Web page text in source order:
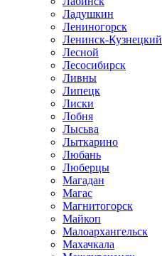
Ладушкин
Лениногорск
Ленинск-Кузнецкий
Лесной
Лесосибирск
Ливны
Липецк
Лиски
Лобня
Лысьва
Лыткарино
Любань
Люберцы
Магадан
Магас
Магнитогорск
Майкоп
Малоархангельск
Махачкала